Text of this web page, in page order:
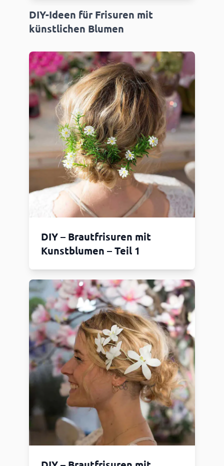
DIY-Ideen für Frisuren mit
künstlichen Blumen
DIY – Brautfrisuren mit
Kunstblumen – Teil 1